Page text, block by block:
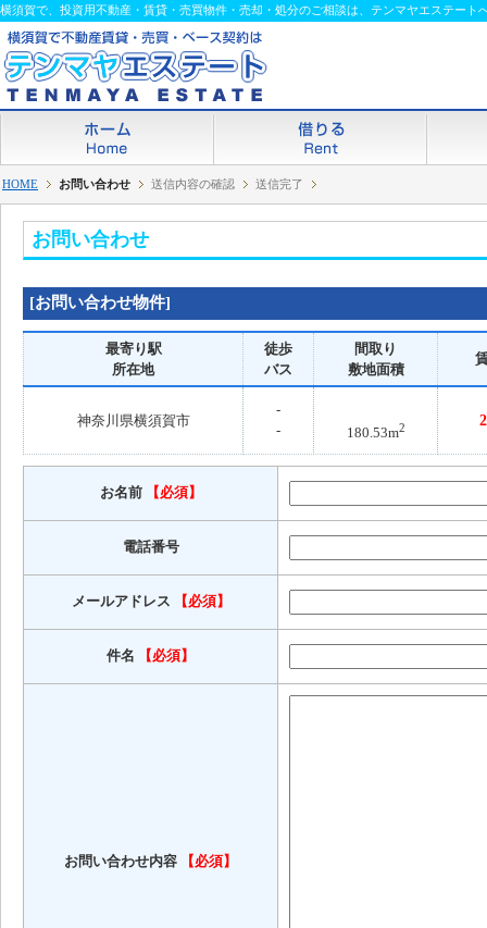
横須賀で、投資用不動産・賃貸・売買物件・売却・処分のご相談は、テンマヤエステー
HOME お問い合わせ 送信内容の確認 送信完了
お問い合わせ
[お問い合わせ物件]
最寄り駅
所在地
徒歩
バス
間取り
敷地面積
神奈川県横須賀市
-
-
180.53m2
お名前 【必須】
電話番号
メールアドレス 【必須】
件名 【必須】
お問い合わせ内容 【必須】